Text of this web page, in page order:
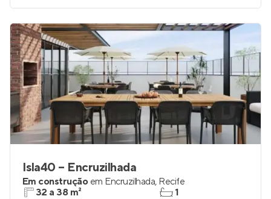
Isla40 – Encruzilhada
Em construção em Encruzilhada, Recife
32 a 38 m²
1